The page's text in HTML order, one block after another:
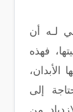
لـه أن
فهذه
إلى